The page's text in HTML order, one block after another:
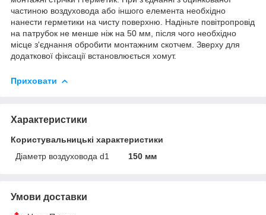
частиною воздуховода або іншого елемента необхідно
нанести герметики на чисту поверхню. Надіньте повітропровід
на патрубок не менше ніж на 50 мм, після чого необхідно
місце з'єднання обробити монтажним скотчем. Зверху для
додаткової фіксації встановлюється хомут.
Приховати
Характеристики
Користувальницькі характеристики
Діаметр воздуховода d1
150 мм
Умови доставки